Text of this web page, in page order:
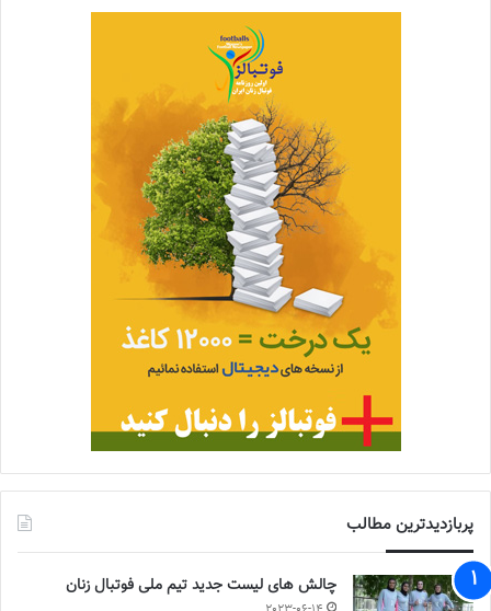
پربازدیدترین مطالب
چالش هاى ليست جدید تيم ملى فوتبال زنان